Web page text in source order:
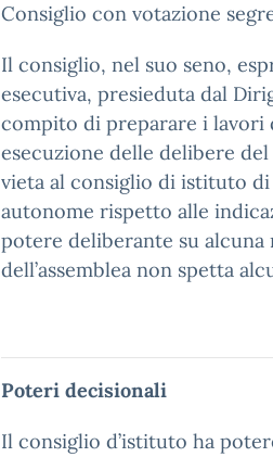
Consiglio con votazione
Il consiglio, nel suo seno,
esecutiva, presieduta dal
compito di preparare i
esecuzione delle delibere
vieta al consiglio di istituto
autonome rispetto alle
potere deliberante su
dell’assemblea non spetta
Poteri decisionali
Il consiglio d’istituto ha